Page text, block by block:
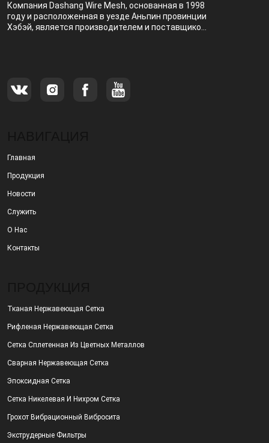
Компания Dashang Wire Mesh, основанная в 1998
году и расположенная в уезде Аньпин провинции
Хэбэй, является производителем и поставщиком,
Главная
Продукция
Новости
Служить
О Нас
Контакты
Тканая Нержавеющая Сетка
Рифленая Нержавеющая Сетка
Сетка Сплетенная Из Цветных Металлов
Сварная Нержавеющая Сетка
Эпоксидная Сетка
Сетка Никелевая И Нихром Сетка
Грохот Вибрационный Вибросита
Экструдерные Фильтры